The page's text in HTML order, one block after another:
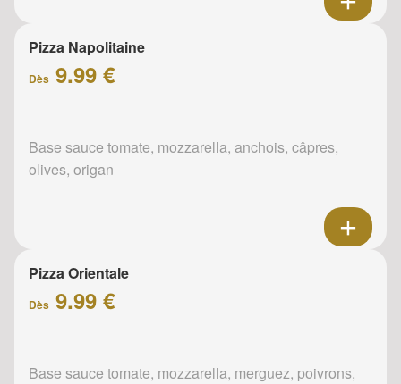
Pizza Napolitaine
Dès 9.99 €
Base sauce tomate, mozzarella, anchois, câpres,
olives, origan
Pizza Orientale
Dès 9.99 €
Base sauce tomate, mozzarella, merguez, poivrons,